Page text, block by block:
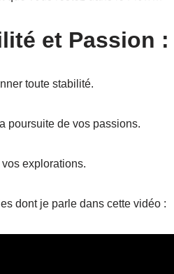
et Passion :
toute stabilité.
poursuite de vos passions.
explorations.
dont je parle dans cette vidéo :